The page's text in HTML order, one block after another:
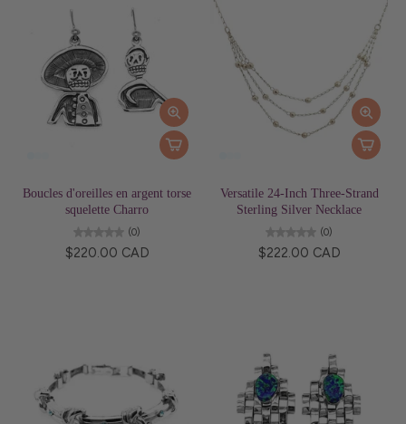
Boucles d'oreilles en argent torse
squelette Charro
(0)
$220.00 CAD
Versatile 24-Inch Three-Strand
Sterling Silver Necklace
(0)
$222.00 CAD